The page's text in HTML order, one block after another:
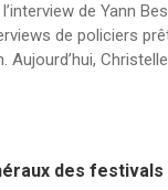
de Yann
de policiers
Aujourd’hui,
des